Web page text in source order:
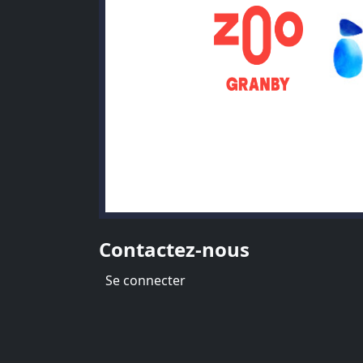
Contactez-nous
Menu du compte de
Se connecter